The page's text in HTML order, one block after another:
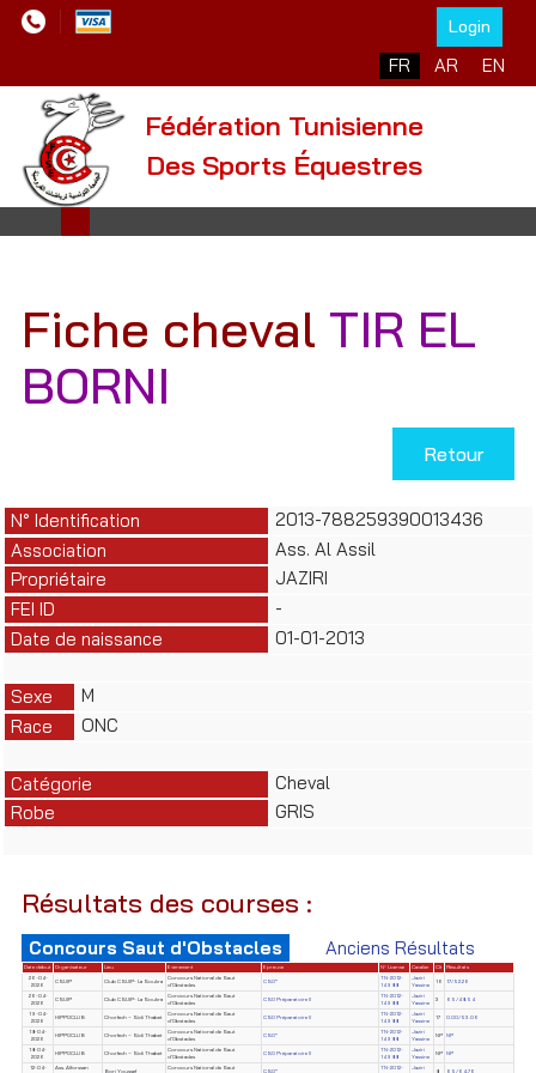
Login
Sélectionnez votre
FR AR EN
Fédération Tunisienne
Des Sports Équestres
Fiche cheval TIR EL
BORNI
Retour
N° Identification
2013-788259390013436
Association
Ass. Al Assil
Propriétaire
JAZIRI
FEI ID
-
Date de naissance
01-01-2013
Sexe
M
Race
ONC
Catégorie
Cheval
Robe
GRIS
Résultats des courses :
Concours Saut d'Obstacles Anciens Résultats
Date début Organisateur Lieu Evènement Epreuve N° License Cavalier Clt
Résultats
26-04-
2026
CSUIP Club CSUIP- La Soukra
Concours National de Saut
d'Obstacles
CSO*
TN-2012-
14988
Jaziri
Yassine
16 17/52.26
26-04-
2026
CSUIP Club CSUIP- La Soukra
Concours National de Saut
d'Obstacles
CSO Préparatoire II
TN-2012-
14988
Jaziri
Yassine
3 65/48.54
19-04-
2026
HIPPOCLUB Chorfech – Sidi Thabet
Concours National de Saut
d'Obstacles
CSO Préparatoire II
TN-2012-
14988
Jaziri
Yassine
17 0.00/53.06
18-04-
2026
HIPPOCLUB Chorfech – Sidi Thabet
Concours National de Saut
d'Obstacles
CSO*
TN-2012-
14988
Jaziri
Yassine
NP NP
18-04-
2026
HIPPOCLUB Chorfech – Sidi Thabet
Concours National de Saut
d'Obstacles
CSO Préparatoire II
TN-2012-
14988
Jaziri
Yassine
NP NP
12-04-
Ass. Alforssan
Borj Youssef
Concours National de Saut
CSO*
TN-2012-
Jaziri
8 65/64.76